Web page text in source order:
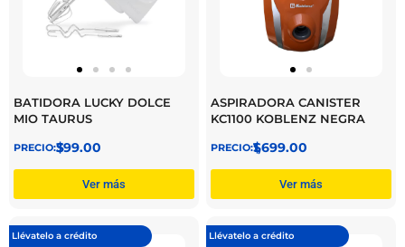
BATIDORA LUCKY DOLCE
MIO TAURUS
$
399.00
Ver más
ASPIRADORA CANISTER
KC1100 KOBLENZ NEGRA
$
1,699.00
Ver más
Llévatelo a crédito Llévatelo a crédito